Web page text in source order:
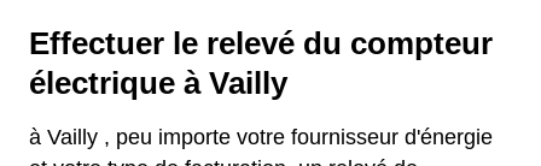
Effectuer le relevé du compteur
électrique à Vailly
à Vailly , peu importe votre fournisseur d'énergie